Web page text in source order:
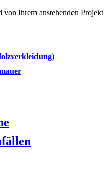
Ihrem anstehenden Projekt